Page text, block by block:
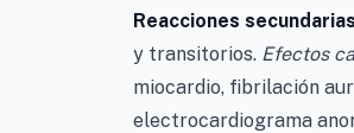
Reacciones
y transitorios. Efectos
miocardio, fibrilación
electrocardiograma